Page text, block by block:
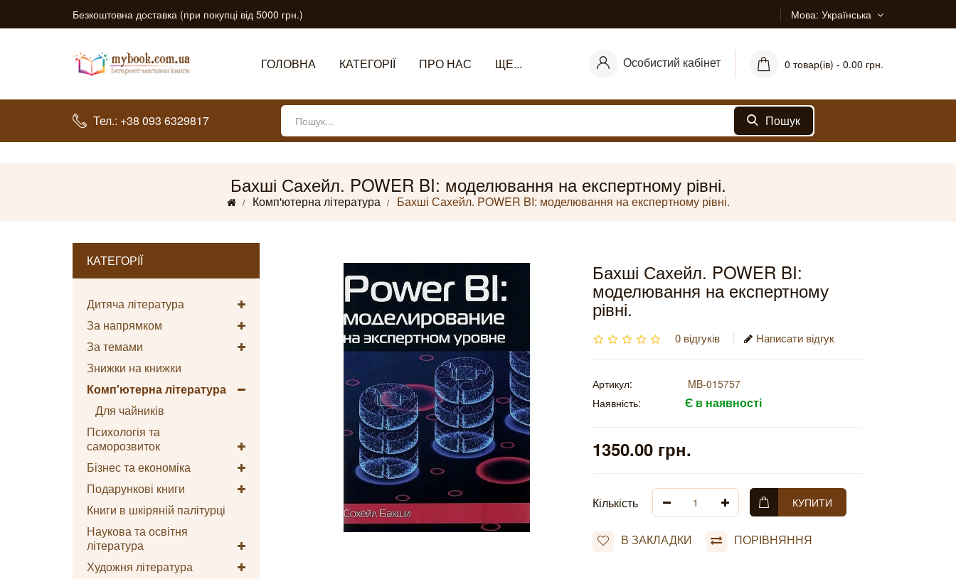
Безкоштовна доставка (при покупці від 5000 грн.) Мова Українська
ГОЛОВНА КАТЕГОРІЇ ПРО НАС ЩЕ... Особистий кабінет 0 товар(ів) - 0.00 грн.
Тел.: +38 093 6329817 Пошук
Бахші Сахейл. POWER BI: моделювання на експертному рівні.
Комп'ютерна література Бахші Сахейл. POWER BI: моделювання на експертному рівні.
КАТЕГОРІЇ
Дитяча література
За напрямком
За темами
Знижки на книжки
Комп'ютерна література
Для чайників
Психологія та
саморозвиток
Бізнес та економіка
Подарункові книги
Книги в шкіряній палітурці
Наукова та освітня
література
Художня література
Бахші Сахейл. POWER BI:
моделювання на експертному
рівні.
0 відгуків Написати відгук
Артикул:
MB-015757
Наявність:
Є в наявності
1350.00 грн.
Кількість КУПИТИ
В ЗАКЛАДКИ ПОРІВНЯННЯ